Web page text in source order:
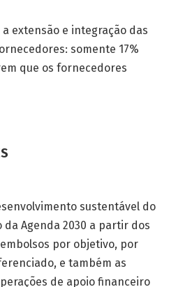
extensão e integração das
somente 17%
que os fornecedores
sustentável do
Agenda 2030 a partir dos
por objetivo, por
e também as
de apoio financeiro